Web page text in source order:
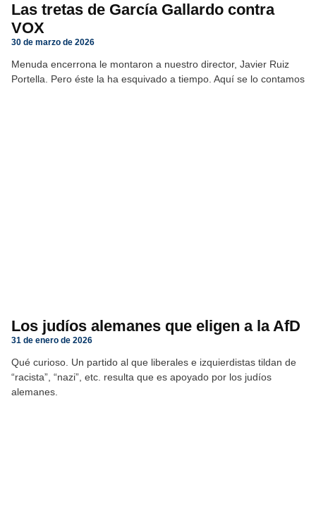
Las tretas de García Gallardo contra
VOX
30 de marzo de 2026
Menuda encerrona le montaron a nuestro director, Javier Ruiz
Portella. Pero éste la ha esquivado a tiempo. Aquí se lo contamos
Los judíos alemanes que eligen a la AfD
31 de enero de 2026
Qué curioso. Un partido al que liberales e izquierdistas tildan de
“racista”, “nazi”, etc. resulta que es apoyado por los judíos
alemanes.